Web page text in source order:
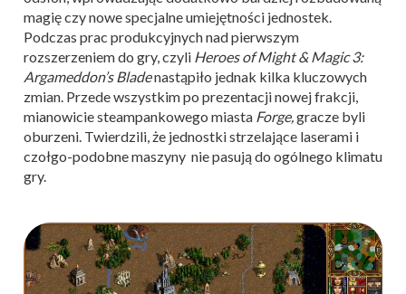
magię czy nowe specjalne umiejętności jednostek.
Podczas prac produkcyjnych nad pierwszym
rozszerzeniem do gry, czyli Heroes of Might & Magic 3:
Argameddon’s Bladenastąpiło jednak kilka kluczowych
zmian. Przede wszystkim po prezentacji nowej frakcji,
mianowicie steampankowego miasta Forge, gracze byli
oburzeni. Twierdzili, że jednostki strzelające laserami i
czołgo-podobne maszyny nie pasują do ogólnego klimatu
gry.